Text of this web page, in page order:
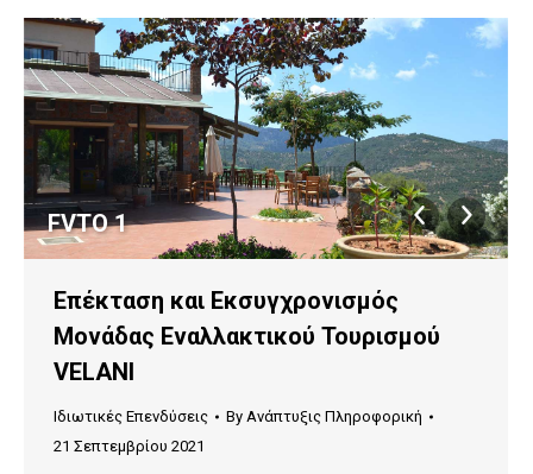
FVTO 1
Επέκταση και Εκσυγχρονισμός
Μονάδας Εναλλακτικού Τουρισμού
VELANI
Ιδιωτικές Επενδύσεις By Ανάπτυξις Πληροφορική
21 Σεπτεμβρίου 2021